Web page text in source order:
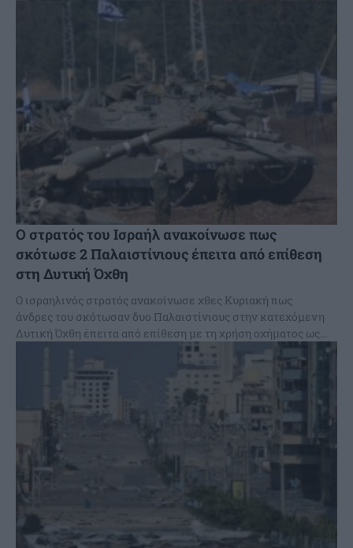
Ο στρατός του Ισραήλ ανακοίνωσε πως
σκότωσε 2 Παλαιστίνιους έπειτα από επίθεση
στη Δυτική Όχθη
Ο ισραηλινός στρατός ανακοίνωσε χθες Κυριακή πως
άνδρες του σκότωσαν δυο Παλαιστίνιους στην κατεχόμενη
Δυτική Όχθη έπειτα από επίθεση με τη χρήση οχήματος ως...